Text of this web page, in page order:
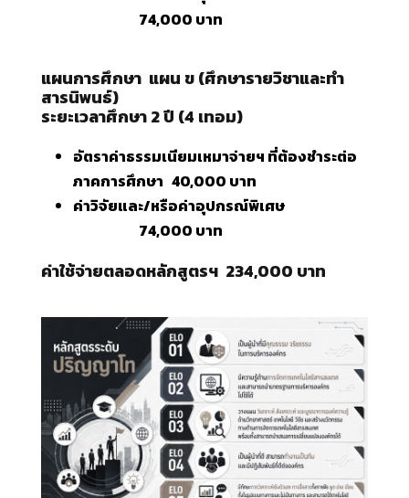
74,000 บาท
แผนการศึกษา แผน ข (ศึกษารายวิชาและทำ
สารนิพนธ์)
ระยะเวลาศึกษา 2 ปี (4 เทอม)
อัตราค่าธรรมเนียมเหมาจ่ายฯ ที่ต้องชำระต่อ
ภาคการศึกษา 40,000 บาท
ค่าวิจัยและ/หรือค่าอุปกรณ์พิเศษ
74,000 บาท
ค่าใช้จ่ายตลอดหลักสูตรฯ 234,000 บาท